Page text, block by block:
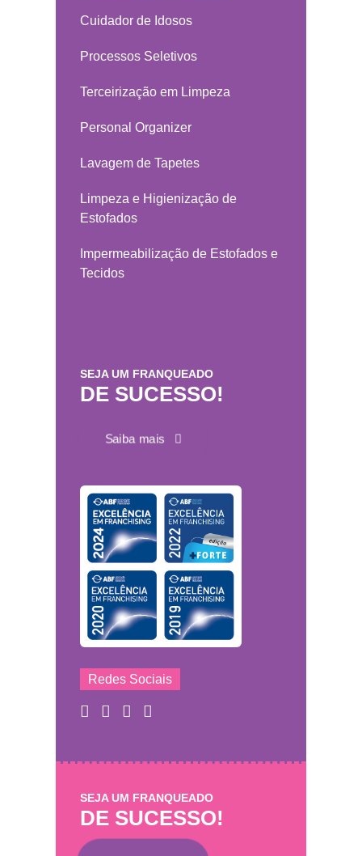
Cuidador de Idosos
Processos Seletivos
Terceirização em Limpeza
Personal Organizer
Lavagem de Tapetes
Limpeza e Higienização de
Estofados
Impermeabilização de Estofados e
Tecidos
SEJA UM FRANQUEADO
DE SUCESSO!
Saiba mais
Redes Sociais
SEJA UM FRANQUEADO
DE SUCESSO!